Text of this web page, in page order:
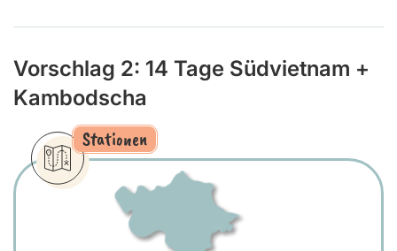
Vorschlag 2: 14 Tage Südvietnam +
Kambodscha
Stationen